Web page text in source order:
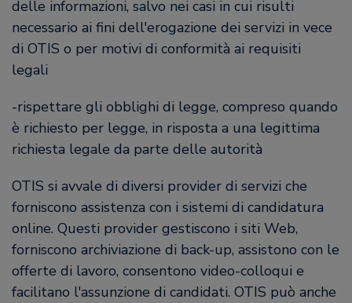
delle informazioni, salvo nei casi in cui risulti
necessario ai fini dell'erogazione dei servizi in vece
di OTIS o per motivi di conformità ai requisiti
legali
-rispettare gli obblighi di legge, compreso quando
è richiesto per legge, in risposta a una legittima
richiesta legale da parte delle autorità
OTIS si avvale di diversi provider di servizi che
forniscono assistenza con i sistemi di candidatura
online. Questi provider gestiscono i siti Web,
forniscono archiviazione di back-up, assistono con le
offerte di lavoro, consentono video-colloqui e
facilitano l'assunzione di candidati. OTIS può anche